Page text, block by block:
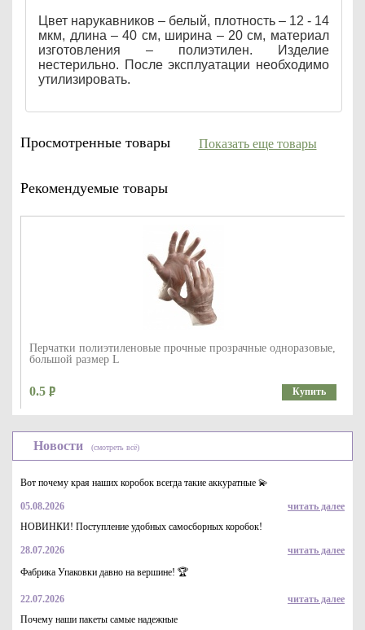
Цвет нарукавников – белый, плотность – 12 - 14
мкм, длина – 40 см, ширина – 20 см, материал
изготовления – полиэтилен. Изделие
нестерильно. После эксплуатации необходимо
утилизировать.
Просмотренные товары
Рекомендуемые товары
Перчатки полиэтиленовые прочные прозрачные одноразовые,
большой размер L
0.5 Купить
Перчатки полиэтиленовые прочные прозрачные одноразовые,
0.5 Купить
Показать еще товары
Новости (смотреть всё)
Вот почему края наших коробок всегда такие аккуратные 💫
05.08.2026
читать далее
НОВИНКИ! Поступление удобных самосборных коробок!
28.07.2026
читать далее
Фабрика Упаковки давно на вершине! 🏆
22.07.2026
читать далее
Почему наши пакеты самые надежные